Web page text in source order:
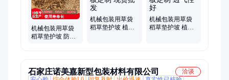
机械包装用草袋
稻草垫护坡 防洪
机械包装用草袋
稻草垫护坡 植物
机械包装用草袋
稻草垫护坡 植物
石家庄诺美嘉新型包装材料有限公司
洽谈